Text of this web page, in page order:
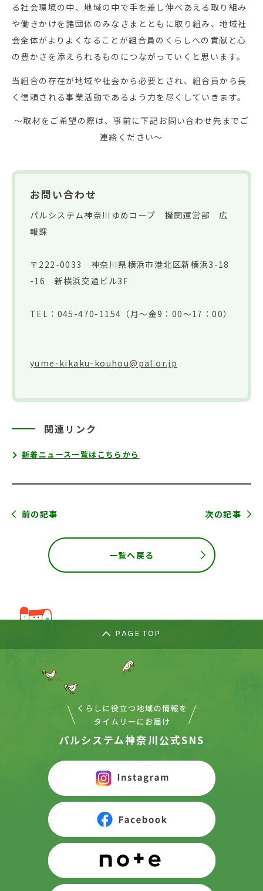
る社会環境の中、地域の中で手を差し伸べあえる取り組み
や働きかけを諸団体のみなさまとともに取り組み、地域社
会全体がよりよくなることが組合員のくらしへの貢献と心
の豊かさを添えられるものにつながっていくと思います。
当組合の存在が地域や社会から必要とされ、組合員から長
く信頼される事業活動であるよう力を尽くしていきます。
～取材をご希望の際は、事前に下記お問い合わせ先までご
連絡ください～
お問い合わせ
パルシステム神奈川ゆめコープ 機関運営部 広
報課
〒222-0033 神奈川県横浜市港北区新横浜3-18
-16 新横浜交通ビル3F
TEL： 045-470-1154 （月〜金9：00〜17：00）
yume-kikaku-kouhou@pal.or.jp
関連リンク
新着ニュース一覧はこちらから
前の記事 次の記事
一覧へ戻る
PAGE TOP
パルシステム神奈川公式SNS